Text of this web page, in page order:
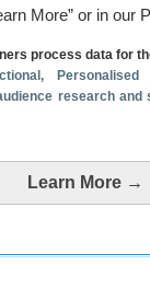
More” or in our
process data for
, Personalised
research and
Learn More →